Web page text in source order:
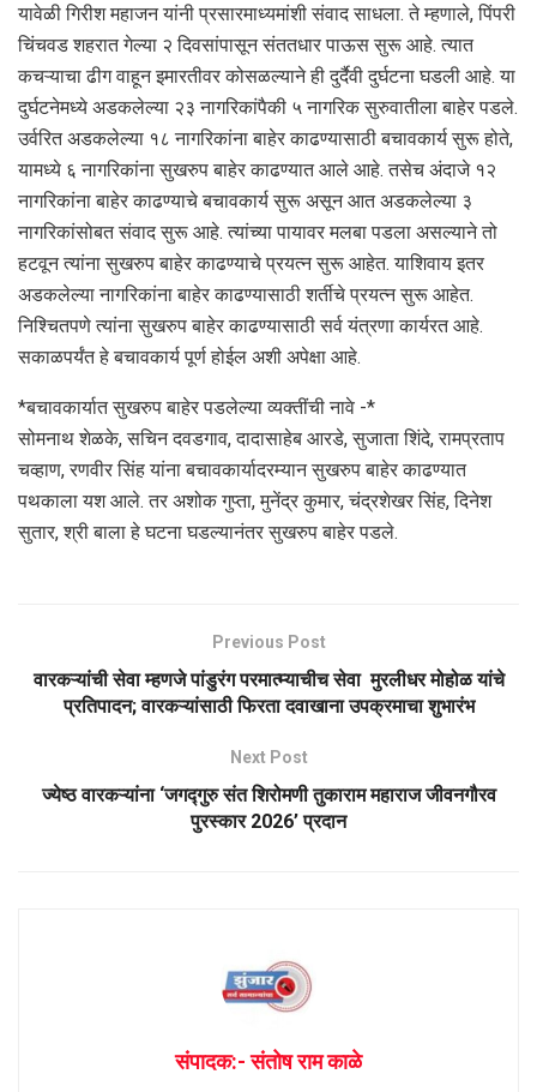
यावेळी गिरीश महाजन यांनी प्रसारमाध्यमांशी संवाद साधला. ते म्हणाले, पिंपरी
चिंचवड शहरात गेल्या २ दिवसांपासून संततधार पाऊस सुरू आहे. त्यात
कचऱ्याचा ढीग वाहून इमारतीवर कोसळल्याने ही दुर्दैवी दुर्घटना घडली आहे. या
दुर्घटनेमध्ये अडकलेल्या २३ नागरिकांपैकी ५ नागरिक सुरुवातीला बाहेर पडले.
उर्वरित अडकलेल्या १८ नागरिकांना बाहेर काढण्यासाठी बचावकार्य सुरू होते,
यामध्ये ६ नागरिकांना सुखरुप बाहेर काढण्यात आले आहे. तसेच अंदाजे १२
नागरिकांना बाहेर काढण्याचे बचावकार्य सुरू असून आत अडकलेल्या ३
नागरिकांसोबत संवाद सुरू आहे. त्यांच्या पायावर मलबा पडला असल्याने तो
हटवून त्यांना सुखरुप बाहेर काढण्याचे प्रयत्न सुरू आहेत. याशिवाय इतर
अडकलेल्या नागरिकांना बाहेर काढण्यासाठी शर्तीचे प्रयत्न सुरू आहेत.
निश्चितपणे त्यांना सुखरुप बाहेर काढण्यासाठी सर्व यंत्रणा कार्यरत आहे.
सकाळपर्यंत हे बचावकार्य पूर्ण होईल अशी अपेक्षा आहे.
*बचावकार्यात सुखरुप बाहेर पडलेल्या व्यक्तींची नावे -*
सोमनाथ शेळके, सचिन दवडगाव, दादासाहेब आरडे, सुजाता शिंदे, रामप्रताप
चव्हाण, रणवीर सिंह यांना बचावकार्यादरम्यान सुखरुप बाहेर काढण्यात
पथकाला यश आले. तर अशोक गुप्ता, मुनेंद्र कुमार, चंद्रशेखर सिंह, दिनेश
सुतार, श्री बाला हे घटना घडल्यानंतर सुखरुप बाहेर पडले.
Previous Post
वारकऱ्यांची सेवा म्हणजे पांडुरंग परमात्म्याचीच सेवा मुरलीधर मोहोळ यांचे
प्रतिपादन; वारकऱ्यांसाठी फिरता दवाखाना उपक्रमाचा शुभारंभ
Next Post
ज्येष्ठ वारकऱ्यांना ‘जगद्गुरु संत शिरोमणी तुकाराम महाराज जीवनगौरव
पुरस्कार 2026’ प्रदान
संपादक:- संतोष राम काळे